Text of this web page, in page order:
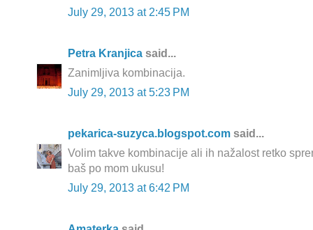
July 29, 2013 at 2:45 PM
Petra Kranjica said...
Zanimljiva kombinacija.
July 29, 2013 at 5:23 PM
pekarica-suzyca.blogspot.com said...
Volim takve kombinacije ali ih nažalost retko
baš po mom ukusu!
July 29, 2013 at 6:42 PM